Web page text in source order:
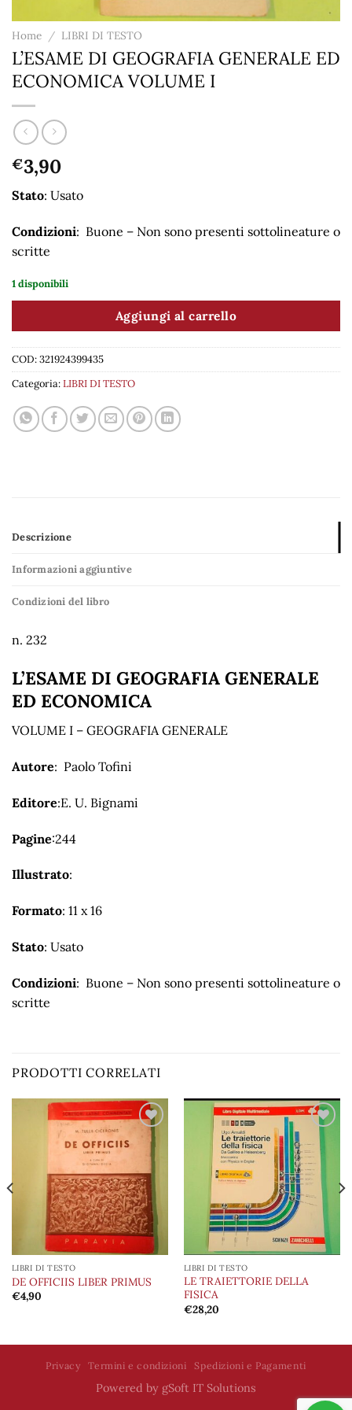
Home / LIBRI DI TESTO
L’ESAME DI GEOGRAFIA GENERALE ED
ECONOMICA VOLUME I
€3,90
Stato: Usato
Condizioni: Buone – Non sono presenti sottolineature o
scritte
1 disponibili
Aggiungi al carrello
COD:321924399435
Categoria:LIBRI DI TESTO
Descrizione
Informazioni aggiuntive
Condizioni del libro
n. 232
L’ESAME DI GEOGRAFIA GENERALE
ED ECONOMICA
VOLUME I – GEOGRAFIA GENERALE
Autore: Paolo Tofini
Editore:E. U. Bignami
Pagine:244
Illustrato:
Formato: 11 x 16
Stato: Usato
Condizioni: Buone – Non sono presenti sottolineature o
scritte
PRODOTTI CORRELATI
Aggiungi
alla lista
desideri
LIBRI DI TESTO
DE OFFICIIS LIBER PRIMUS
€4,90
Aggiungi
alla lista
dei
desideri
LIBRI DI TESTO
LE TRAIETTORIE DELLA
FISICA
€28,20
Privacy Termini e condizioni Spedizioni e Pagamenti
Powered by gSoft IT Solutions